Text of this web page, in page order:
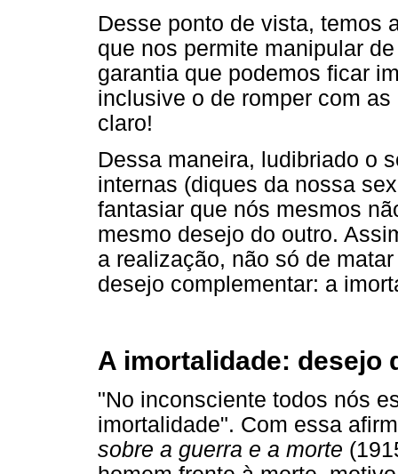
Desse ponto de vista, temos
que nos permite manipular
garantia que podemos ficar
inclusive o de romper com
claro!
Dessa maneira, ludibriado o
internas (diques da nossa
fantasiar que nós mesmos
mesmo desejo do outro.
a realização, não só de
desejo complementar: a
A imortalidade: desejo
"No inconsciente todos nós
imortalidade". Com essa
sobre a guerra e a morte